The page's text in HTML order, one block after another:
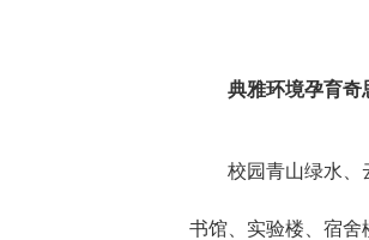
典雅环境孕育奇
校园青山绿水、
书馆、实验楼、宿舍